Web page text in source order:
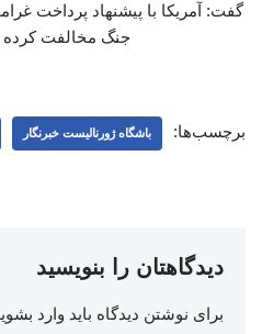
گفت: آمریکا با پیشنهاد پرداخت
جنگ مخالفت کرده است.
برچسب‌ها: باشگاه ژورنالیست خبرنگار
دیدگاهتان را بنویسید
برای نوشتن دیدگاه باید وارد